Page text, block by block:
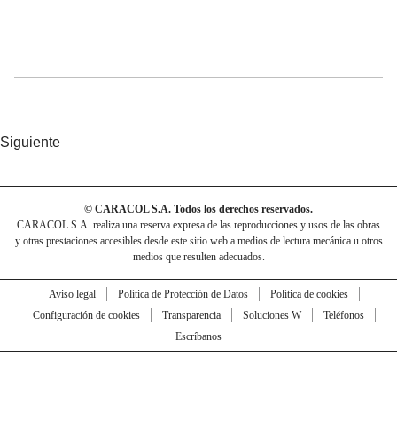
Siguiente
© CARACOL S.A. Todos los derechos reservados.
CARACOL S.A. realiza una reserva expresa de las reproducciones y usos de las obras
y otras prestaciones accesibles desde este sitio web a medios de lectura mecánica u otros
medios que resulten adecuados.
Aviso legal Política de Protección de Datos
Política de cookies
Configuración de cookies
Transparencia Soluciones W
Teléfonos
Escríbanos